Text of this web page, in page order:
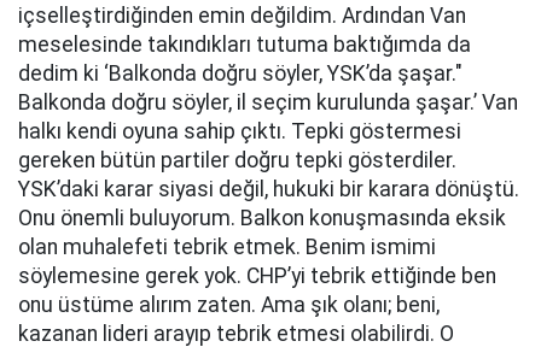
içselleştirdiğinden emin değildim. Ardından Van
meselesinde takındıkları tutuma baktığımda da
dedim ki ‘Balkonda doğru söyler, YSK’da şaşar."
Balkonda doğru söyler, il seçim kurulunda şaşar.’ Van
halkı kendi oyuna sahip çıktı. Tepki göstermesi
gereken bütün partiler doğru tepki gösterdiler.
YSK’daki karar siyasi değil, hukuki bir karara dönüştü.
Onu önemli buluyorum. Balkon konuşmasında eksik
olan muhalefeti tebrik etmek. Benim ismimi
söylemesine gerek yok. CHP’yi tebrik ettiğinde ben
onu üstüme alırım zaten. Ama şık olanı; beni,
kazanan lideri arayıp tebrik etmesi olabilirdi. O